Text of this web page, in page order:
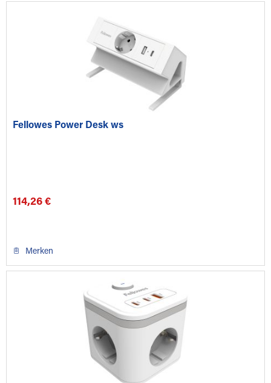
Fellowes Power Desk ws
114,26 €
Merken